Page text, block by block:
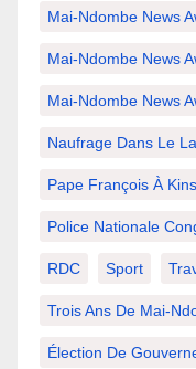
Mai-Ndombe News
Mai-Ndombe News
Mai-Ndombe News
Naufrage Dans Le
Pape François À
Police Nationale
RDC Sport
Trois Ans De Mai-
Élection De